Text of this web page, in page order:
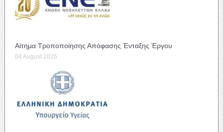
Αίτημα Τροποποίησης Απόφασης Ένταξης Έργου
04 August 2026